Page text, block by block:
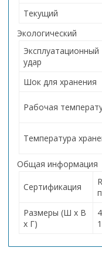
Текущий
Экологический
Эксплуатационный
удар
Шок для хранения
Рабочая
Температура
Общая информация
Сертификация
Размеры (Ш x В
x Г)